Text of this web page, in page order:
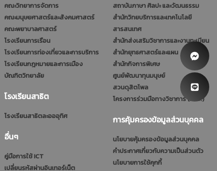
คณะวิทยาการจัดการ
คณะมนุษยศาสตร์และสังคมศาสตร์
คณะพยาบาลศาสตร์
โรงเรียนการเรือน
โรงเรียนการท่องเที่ยวและการบริการ
โรงเรียนกฎหมายและการเมือง
บัณฑิตวิทยาลัย
โรงเรียนสาธิต
โรงเรียนสาธิตละอออุทิศ
อื่นๆ
คู่มือการใช้ ICT
เปลี่ยนรหัสผ่านอินเทอร์เน็ต
สถาบันภาษา ศิลปะ และวัฒนธรรม
สำนักวิทยบริการและเทคโนโลยี
สารสนเทศ
สำนักส่งเสริมวิชาการและงานทะเบียน
สำนักยุทธศาสตร์และแผน
สำนักกิจการพิเศษ
ศูนย์พัฒนาทุนมนุษย์
สวนดุสิตโพล
โครงการร่วมมือทางวิชาการ (รมป.)
การคุ้มครองข้อมูลส่วนบุคคล
นโยบายคุ้มครองข้อมูลส่วนบุคคล
คำประกาศเกี่ยวกับความเป็นส่วนตัว
นโยบายการใช้คุกกี้